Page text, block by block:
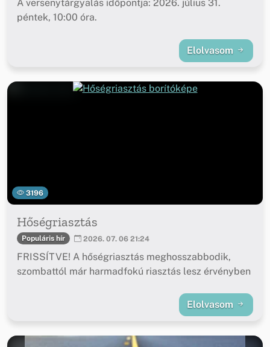
A versenytárgyalás időpontja: 2026. július 31.
péntek, 10:00 óra.
Elolvasom
3196
Hőségriasztás
Populáris hír 2026. 07. 06 21:24
FRISSÍTVE! A hőségriasztás meghosszabbodik,
szombattól már harmadfokú riasztás lesz érvényben
Elolvasom